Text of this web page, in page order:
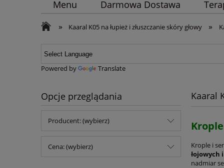
Menu Darmowa Dostawa
» Kaaral K05 na łupież i złuszczanie skóry głowy »
Powered by Translate
Opcje przeglądania
Producent: (wybierz)
Cena: (wybierz)
Kaaral
Krople i
łojowych
nadmiar